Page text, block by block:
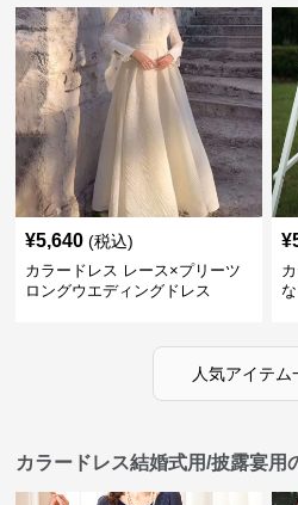
¥5,640 (税込)
カラードレス レース×プリーツ
ロングウエディングドレス
¥
人気アイテム
カラードレス結婚式用/披露宴用